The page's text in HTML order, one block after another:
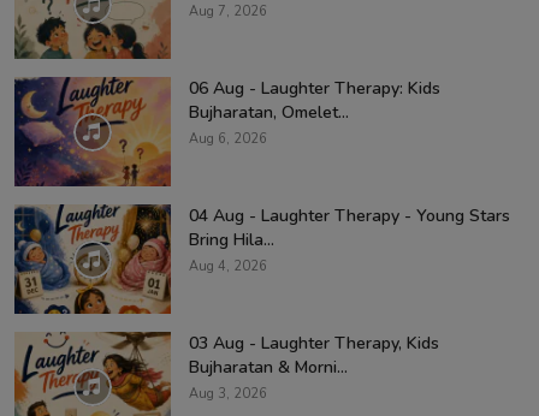
Aug 7, 2026
06 Aug - Laughter Therapy: Kids
Bujharatan, Omelet...
Aug 6, 2026
04 Aug - Laughter Therapy - Young Stars
Bring Hila...
Aug 4, 2026
03 Aug - Laughter Therapy, Kids
Bujharatan & Morni...
Aug 3, 2026